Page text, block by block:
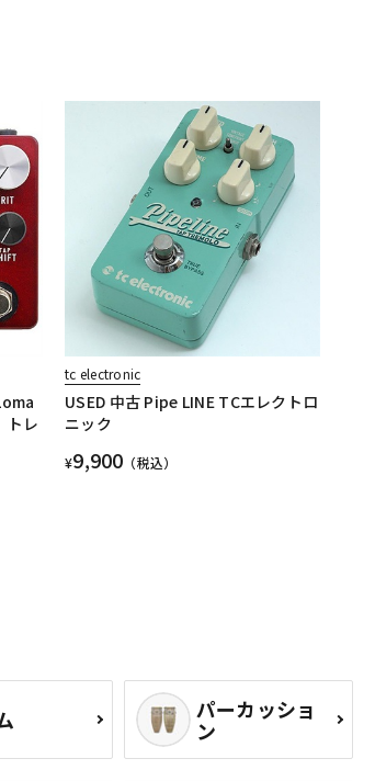
レ
tc electronic
USED 中古 Pipe LINE TCエレクトロ
ニック
¥9,900 （税込）
パーカッショ
ン